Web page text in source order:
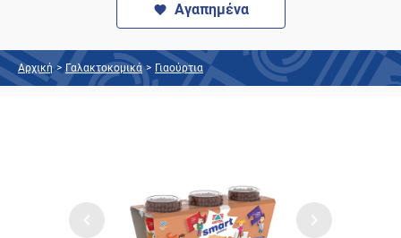
Αγαπημένα
Αρχική > Γαλακτοκομικά > Γιαούρτια